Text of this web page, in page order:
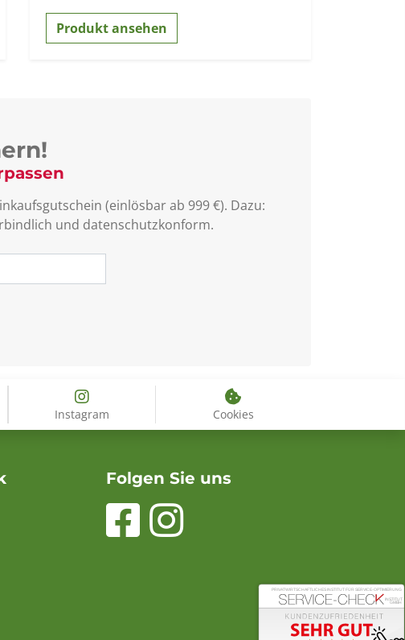
Produkt ansehen
(einlösbar ab 999 €). Dazu:
und datenschutzkonform.
Instagram Cookies
INSTITUT
GMBH
PRIVATWIRTSCHAFTLICHES INSTITUT FÜR SERVICE-OPTIMIERUNG
Folgen Sie uns